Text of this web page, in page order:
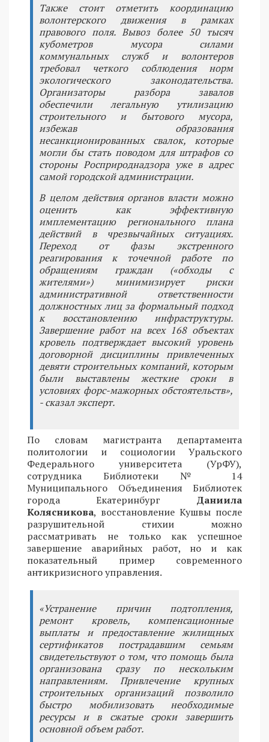
Также стоит отметить координацию
волонтерского движения в рамках
правового поля. Вывоз более 50 тысяч
кубометров мусора силами
коммунальных служб и волонтеров
требовал четкого соблюдения норм
экологического законодательства.
Организаторы разбора завалов
обеспечили легальную утилизацию
строительного и бытового мусора,
избежав образования
несанкционированных свалок, которые
могли бы стать поводом для штрафов со
стороны Росприроднадзора уже в адрес
самой городской администрации.
В целом действия органов власти можно
оценить как эффективную
имплементацию регионального плана
действий в чрезвычайных ситуациях.
Переход от фазы экстренного
реагирования к точечной работе по
обращениям граждан («обходы с
жителями») минимизирует риски
административной ответственности
должностных лиц за формальный подход
к восстановлению инфраструктуры.
Завершение работ на всех 168 объектах
кровель подтверждает высокий уровень
договорной дисциплины привлеченных
девяти строительных компаний, которым
были выставлены жесткие сроки в
условиях форс-мажорных обстоятельств»,
- сказал эксперт.
По словам магистранта департамента
политологии и социологии Уральского
Федерального университета (УрФУ),
сотрудника Библиотеки № 14
Муниципального Объединения Библиотек
города Екатеринбург Даниила
Колясникова, восстановление Кушвы после
разрушительной стихии можно
рассматривать не только как успешное
завершение аварийных работ, но и как
показательный пример современного
антикризисного управления.
«Устранение причин подтопления,
ремонт кровель, компенсационные
выплаты и предоставление жилищных
сертификатов пострадавшим семьям
свидетельствуют о том, что помощь была
организована сразу по нескольким
направлениям. Привлечение крупных
строительных организаций позволило
быстро мобилизовать необходимые
ресурсы и в сжатые сроки завершить
основной объем работ.